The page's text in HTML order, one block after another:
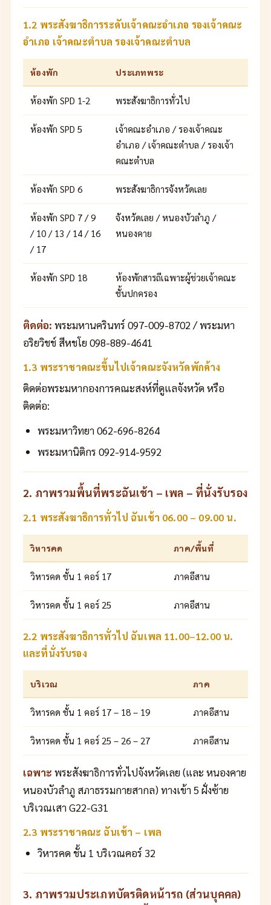
1.2 พระสังฆาธิการระดับเจ้าคณะอำเภอ รองเจ้าคณะ
อำเภอ เจ้าคณะตำบล รองเจ้าคณะตำบล
ห้องพัก ประเภทพระ
ห้องพัก SPD 1-2 พระสังฆาธิการทั่วไป
ห้องพัก SPD 5
เจ้าคณะอำเภอ / รองเจ้าคณะ
อำเภอ / เจ้าคณะตำบล / รองเจ้า
คณะตำบล
ห้องพัก SPD 6 พระสังฆาธิการจังหวัดเลย
ห้องพัก SPD 7 / 9
/ 10 / 13 / 14 / 16
/ 17
จังหวัดเลย / หนองบัวลำภู /
หนองคาย
ห้องพัก SPD 18
ห้องพักสารถีเฉพาะผู้ช่วยเจ้าคณะ
ชั้นปกครอง
ติดต่อ: พระมหานครินทร์ 097-009-8702 / พระมหา
อริยวิชช์ สีหชโย 098-889-4641
1.3 พระราชาคณะขึ้นไปเจ้าคณะจังหวัดพักค้าง
ติดต่อพระมหากองการคณะสงห์ที่ดูแลจังหวัด หรือ
ติดต่อ:
พระมหาวิทยา 062-696-8264
พระมหานิติกร 092-914-9592
2. ภาพรวมพื้นที่พระฉันเช้า – เพล – ที่นั่งรับรอง
2.1 พระสังฆาธิการทั่วไป ฉันเช้า 06.00 – 09.00 น.
วิหารคด ภาค/พื้นที่
วิหารคด ชั้น 1 คอร์ 17 ภาคอีสาน
วิหารคด ชั้น 1 คอร์ 25 ภาคอีสาน
2.2 พระสังฆาธิการทั่วไป ฉันเพล 11.00–12.00 น.
และที่นั่งรับรอง
บริเวณ ภาค
วิหารคด ชั้น 1 คอร์ 17 – 18 – 19 ภาคอีสาน
วิหารคด ชั้น 1 คอร์ 25 – 26 – 27 ภาคอีสาน
เฉพาะ พระสังฆาธิการทั่วไปจังหวัดเลย (และ หนองคาย
หนองบัวลำภู สภาธรรมกายสากล) ทางเข้า 5 ฝั่งซ้าย
บริเวณเสา G22-G31
2.3 พระราชาคณะ ฉันเช้า – เพล
วิหารคด ชั้น 1 บริเวณคอร์ 32
3. ภาพรวมประเภทบัตรติดหน้ารถ (ส่วนบุคคล)